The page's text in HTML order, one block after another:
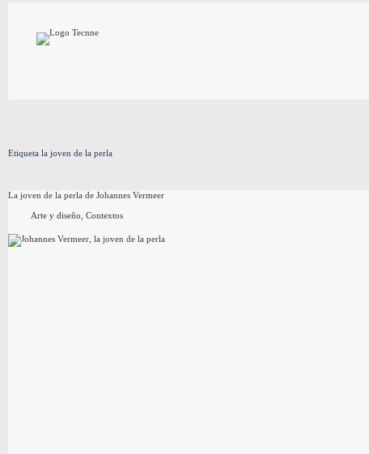
Etiqueta la joven de la perla
La joven de la perla de Johannes Vermeer
Arte y diseño Contextos